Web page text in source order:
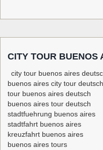
CITY TOUR BUENOS
city tour buenos aires
buenos aires city tour deutsch
tour buenos aires deutsch
buenos aires tour deutsch
stadtfuehrung buenos aires
stadtfahrt buenos aires
kreuzfahrt buenos aires
buenos aires tours